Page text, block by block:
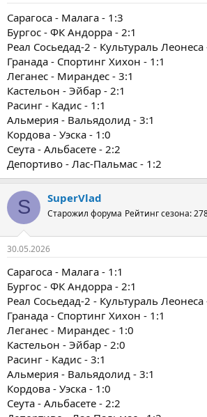
Сарагоса - Малага - 1:3
Бургос - ФК Андорра - 2:1
Реал Сосьедад-2 - Культураль Леонеса
Гранада - Спортинг Хихон - 1:1
Леганес - Мирандес - 3:1
Кастельон - Эйбар - 2:1
Расинг - Кадис - 1:1
Альмерия - Вальядолид - 3:1
Кордова - Уэска - 1:0
Сеута - Альбасете - 2:2
Депортиво - Лас-Пальмас - 1:2
S SuperVlad
Старожил форума Рейтинг сезона:
30.05.2026
Сарагоса - Малага - 1:1
Бургос - ФК Андорра - 2:1
Реал Сосьедад-2 - Культураль Леонеса
Гранада - Спортинг Хихон - 1:1
Леганес - Мирандес - 1:0
Кастельон - Эйбар - 2:0
Расинг - Кадис - 3:1
Альмерия - Вальядолид - 3:1
Кордова - Уэска - 1:0
Сеута - Альбасете - 2:2